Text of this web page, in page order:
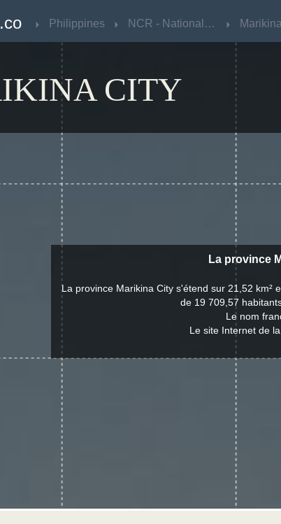
Philippines NCR - National Capital Region
CITY
La province
La province Marikina City s'étend sur 21,52
de 19 709,57
Le nom
Le site Internet de
Philippines NCR - National Capital Region